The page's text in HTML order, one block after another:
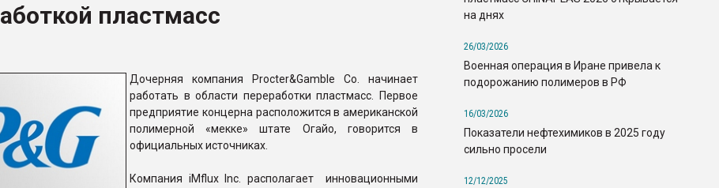
ПЭТ
ФОРУМ
пластмасс
Дочерняя компания Procter&Gamble Co. начинает
работать в области переработки пластмасс. Первое
предприятие концерна расположится в американской
полимерной «мекке» штате Огайо, говорится в
официальных источниках.
Компания iMflux Inc. располагает инновационными
на днях
26/03/2026
Военная операция в Иране привела к
подорожанию полимеров в РФ
16/03/2026
Показатели нефтехимиков в 2025 году
сильно просели
12/12/2025